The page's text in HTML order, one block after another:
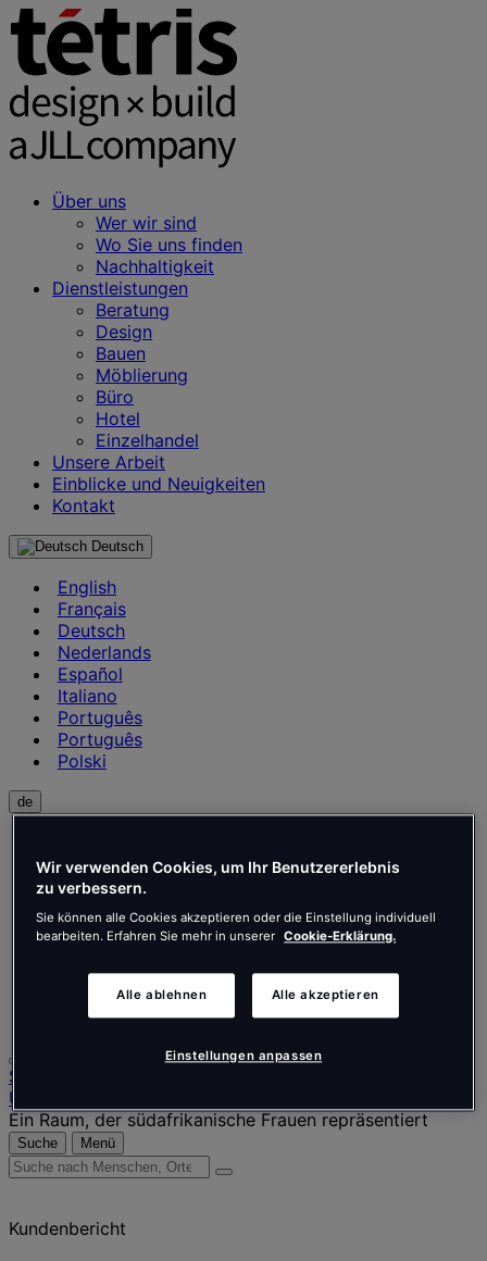
Über uns
Wer wir sind
Wo Sie uns finden
Nachhaltigkeit
Dienstleistungen
Beratung
Design
Bauen
Möblierung
Büro
Hotel
Einzelhandel
Unsere Arbeit
Einblicke und Neuigkeiten
Kontakt
Deutsch
English
Français
Deutsch
Nederlands
Español
Italiano
Português
Português
Polski
de
Français
Deutsch
Nederlands
Español
Português
Português
Polski
Startseite
Unsere Arbeit
Ein Raum, der südafrikanische Frauen repräsentiert
Suche Menü
Suche
Orten,
Kundenbericht
Wir verwenden Cookies, um Ihr Benutzererlebnis
zu verbessern.
Sie können alle Cookies akzeptieren oder die Einstellung individuell
bearbeiten. Erfahren Sie mehr in unserer Cookie-Erklärung.
Alle ablehnen Alle akzeptieren
Einstellungen anpassen